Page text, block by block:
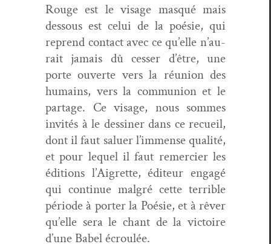
Rouge est le vis­age masqué mais
dessous est celui de la poésie, qui
reprend con­tact avec ce qu’elle n’au­
rait jamais dû cess­er d’être, une
porte ouverte vers la réu­nion des
humains, vers la com­mu­nion et le
partage. Ce vis­age, nous sommes
invités à le dessin­er dans ce recueil,
dont il faut saluer l’im­mense qual­ité,
et pour lequel il faut remerci­er les
édi­tions l’Ai­grette, édi­teur engagé
qui con­tin­ue mal­gré cette ter­ri­ble
péri­ode à porter la Poésie, et à rêver
qu’elle sera le chant de la vic­toire
d’une Babel écroulée.